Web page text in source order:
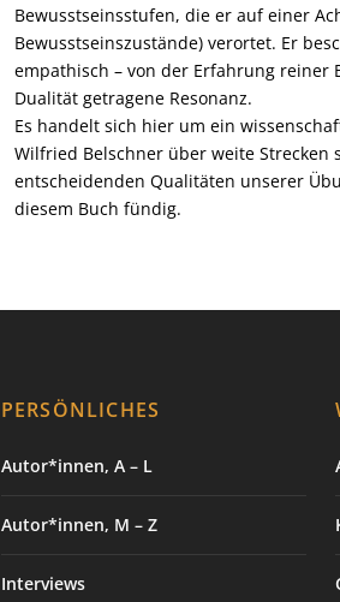
Bewusstseinsstufen, die er auf einer
Bewusstseinszustände) verortet. Er
empathisch – von der Erfahrung reiner
Dualität getragene Resonanz.
Es handelt sich hier um ein
Wilfried Belschner über weite
entscheidenden Qualitäten unserer
diesem Buch fündig.
PERSÖNLICHES
Autor*innen, A – L
Autor*innen, M – Z
Interviews